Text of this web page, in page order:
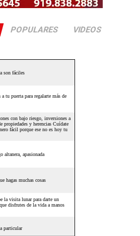
POPULARES VIDEOS